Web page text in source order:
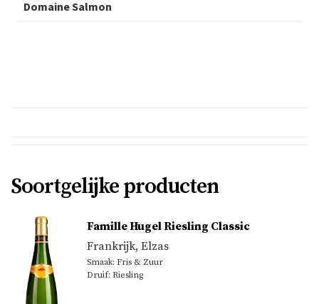
Domaine Salmon
Soortgelijke producten
Famille Hugel Riesling Classic
Frankrijk, Elzas
Smaak: Fris & Zuur
Druif: Riesling